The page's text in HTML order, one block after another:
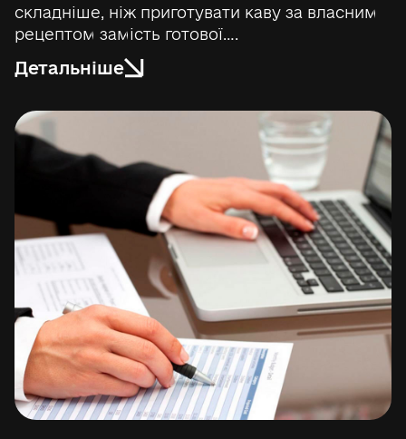
складніше, ніж приготувати каву за власним
рецептом замість готової….
Детальніше